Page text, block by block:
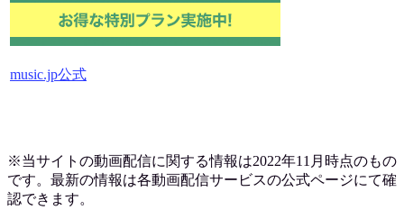
music.jp公式
※当サイトの動画配信に関する情報は2022年11月時点のもの
です。最新の情報は各動画配信サービスの公式ページにて確
認できます。